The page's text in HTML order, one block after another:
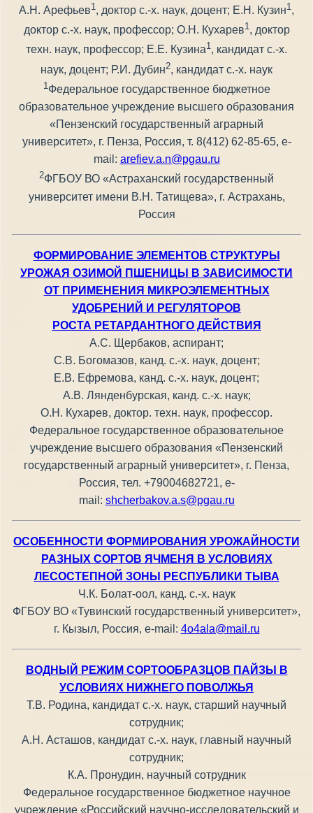
А.Н. Арефьев1 , доктор с.-х. наук, доцент; Е.Н. Кузин1 ,
доктор с.-х. наук, профессор; О.Н. Кухарев1, доктор
техн. наук, профессор; Е.Е. Кузина1, кандидат с.-х.
наук, доцент; Р.И. Дубин2, кандидат с.-х. наук
1Федеральное государственное бюджетное
образовательное учреждение высшего образования
«Пензенский государственный аграрный
университет», г. Пенза, Россия, т. 8(412) 62-85-65, е-
mail: arefiev.a.n@pgau.ru
2ФГБОУ ВО «Астраханский государственный
университет имени В.Н. Татищева», г. Астрахань,
Россия
ФОРМИРОВАНИЕ ЭЛЕМЕНТОВ СТРУКТУРЫ
УРОЖАЯ ОЗИМОЙ ПШЕНИЦЫ В ЗАВИСИМОСТИ
ОТ ПРИМЕНЕНИЯ МИКРОЭЛЕМЕНТНЫХ
УДОБРЕНИЙ И РЕГУЛЯТОРОВ
РОСТА РЕТАРДАНТНОГО ДЕЙСТВИЯ
А.С. Щербаков, аспирант;
С.В. Богомазов, канд. с.-х. наук, доцент;
Е.В. Ефремова, канд. с.-х. наук, доцент;
А.В. Лянденбурская, канд. с.-х. наук;
О.Н. Кухарев, доктор. техн. наук, профессор.
Федеральное государственное образовательное
учреждение высшего образования «Пензенский
государственный аграрный университет», г. Пенза,
Россия, тел. +79004682721, e-
mail: shcherbakov.a.s@pgau.ru
ОСОБЕННОСТИ ФОРМИРОВАНИЯ УРОЖАЙНОСТИ
РАЗНЫХ СОРТОВ ЯЧМЕНЯ В УСЛОВИЯХ
ЛЕСОСТЕПНОЙ ЗОНЫ РЕСПУБЛИКИ ТЫВА
Ч.К. Болат-оол, канд. с.-х. наук
ФГБОУ ВО «Тувинский государственный университет»,
г. Кызыл, Россия, e-mail: 4o4ala@mail.ru
ВОДНЫЙ РЕЖИМ СОРТООБРАЗЦОВ ПАЙЗЫ В
УСЛОВИЯХ НИЖНЕГО ПОВОЛЖЬЯ
Т.В. Родина, кандидат с.-х. наук, старший научный
сотрудник;
А.Н. Асташов, кандидат с.-х. наук, главный научный
сотрудник;
К.А. Пронудин, научный сотрудник
Федеральное государственное бюджетное научное
учреждение «Российский научно-исследовательский и